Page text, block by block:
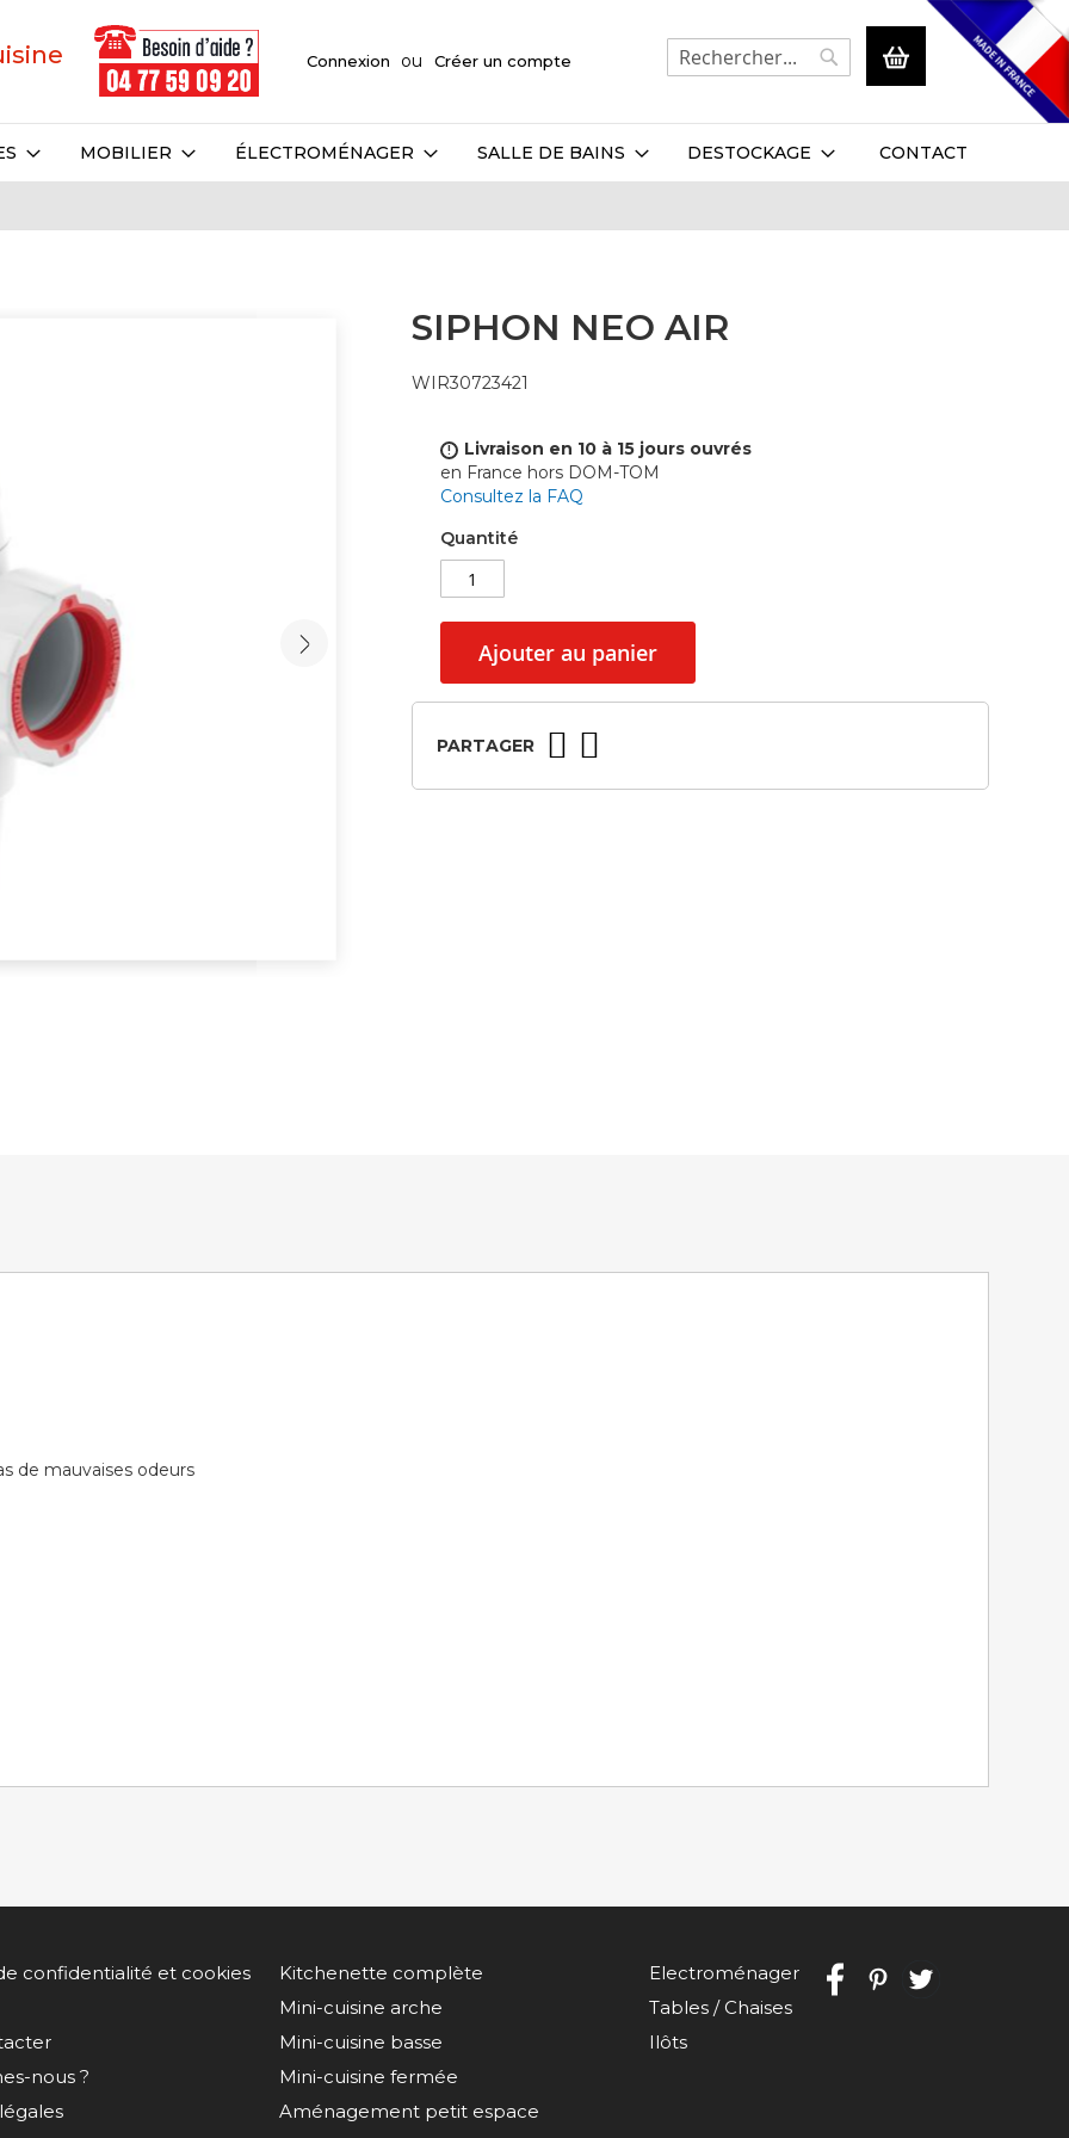
Connexion Créer un compte
Mon panier
Rechercher
Rechercher
MOBILIER ÉLECTROMÉNAGER SALLE DE BAINS DESTOCKAGE CONTACT
SIPHON NEO AIR
WIR30723421
!
Livraison en 10 à 15 jours ouvrés
en France hors DOM-TOM
Consultez la FAQ
Quantité
Ajouter au panier
PARTAGER
de mauvaises odeurs
confidentialité et cookies
nous ?
Kitchenette complète
Mini-cuisine arche
Mini-cuisine basse
Mini-cuisine fermée
Aménagement petit espace
Electroménager
Tables / Chaises
Ilôts